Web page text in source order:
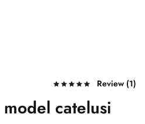
Review (1)
catelusi